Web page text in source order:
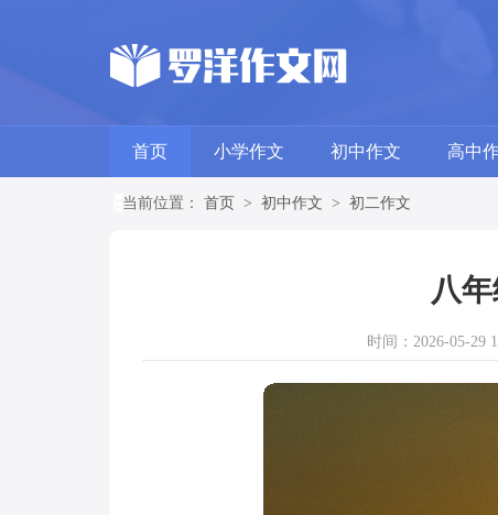
首页 小学作文 初中作文 高中
当前位置： 首页 > 初中作文 > 初二作文
八
时间：2026-05-29